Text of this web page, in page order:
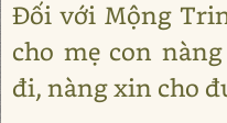
Đối với Mộng
cho mẹ con
đi, nàng xin cho